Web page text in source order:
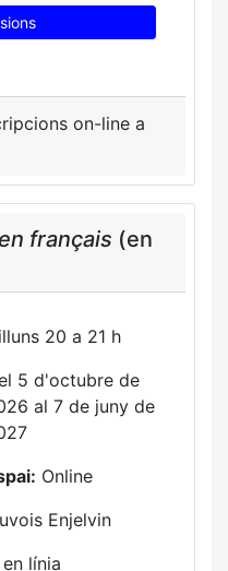
on-line a
français (en
20 a 21 h
5 d'octubre de
al 7 de juny de
Online
Enjelvin
línia